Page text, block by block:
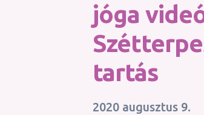
jóga
tartás
2020 augusztus 9.